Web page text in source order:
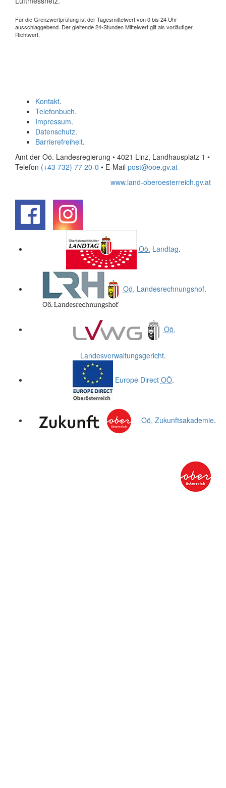
Für die Grenzwertprüfung ist der Tagesmittelwert von 0 bis 24 Uhr
ausschlaggebend. Der gleitende 24-Stunden Mittelwert gilt als vorläufiger
Richtwert.
Kontakt.
Telefonbuch.
Impressum.
Datenschutz.
Barrierefreiheit.
Amt der Oö. Landesregierung • 4021 Linz, Landhausplatz 1 •
Telefon (+43 732) 77 20-0 • E-Mail post@ooe.gv.at
www.land-oberoesterreich.gv.at
Oö. Landtag.
Oö. Landesrechnungshof.
Oö.
Landesverwaltungsgericht.
Europe Direct OÖ.
Oö. Zukunftsakademie.